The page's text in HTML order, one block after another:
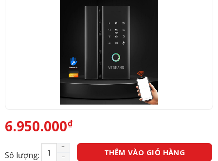
6.950.000₫
Số lượng:
Khóa vân tay cửa kính WIDMANN R22 số lượng
THÊM VÀO GIỎ HÀNG